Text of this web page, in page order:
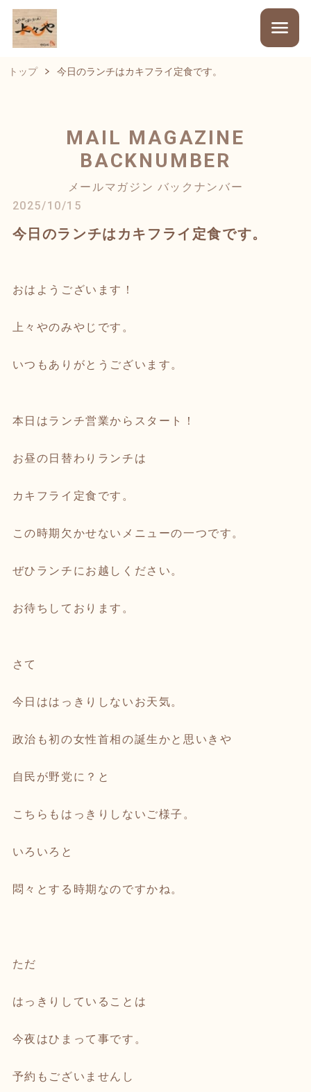
トップ 今日のランチはカキフライ定食です。
MAIL MAGAZINE
BACKNUMBER
メールマガジン バックナンバー
2025/10/15
今日のランチはカキフライ定食です。
おはようございます！
上々やのみやじです。
いつもありがとうございます。
本日はランチ営業からスタート！
お昼の日替わりランチは
カキフライ定食です。
この時期欠かせないメニューの一つです。
ぜひランチにお越しください。
お待ちしております。
さて
今日ははっきりしないお天気。
政治も初の女性首相の誕生かと思いきや
自民が野党に？と
こちらもはっきりしないご様子。
いろいろと
悶々とする時期なのですかね。
ただ
はっきりしていることは
今夜はひまって事です。
予約もございませんし